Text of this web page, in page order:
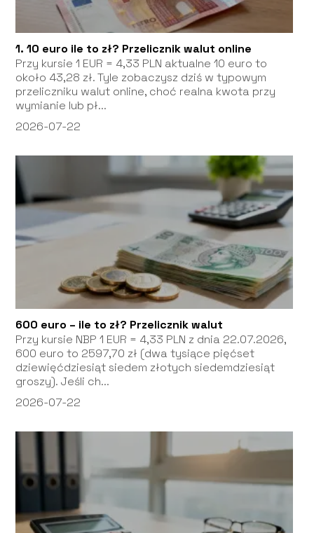
1. 10 euro ile to zł? Przelicznik walut online
Przy kursie 1 EUR = 4,33 PLN aktualne 10 euro to
około 43,28 zł. Tyle zobaczysz dziś w typowym
przeliczniku walut online, choć realna kwota przy
wymianie lub pł...
2026-07-22
600 euro – ile to zł? Przelicznik walut
Przy kursie NBP 1 EUR = 4,33 PLN z dnia 22.07.2026,
600 euro to 2597,70 zł (dwa tysiące pięćset
dziewięćdziesiąt siedem złotych siedemdziesiąt
groszy). Jeśli ch...
2026-07-22